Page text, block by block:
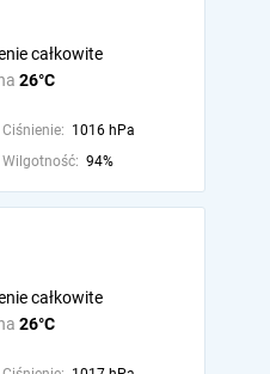
26°C
całkowite
Ciśnienie: 1016 hPa
Wilgotność: 94%
26°C
całkowite